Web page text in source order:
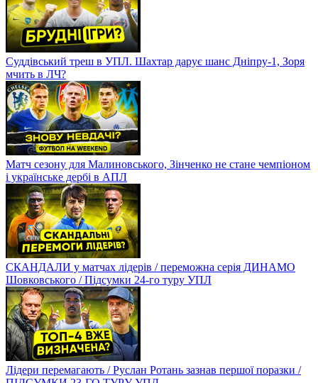
Суддівський треш в УПЛ. Шахтар дарує шанс Дніпру-1, Зоря
мчить в ЛЧ?
Матч сезону для Малиновського, Зінченко не стане чемпіоном
і українське дербі в АПЛ
СКАНДАЛИ у матчах лідерів / переможна серія ДИНАМО
Шовковського / Підсумки 24-го туру УПЛ
Лідери перемагають / Руслан Ротань зазнав першої поразки /